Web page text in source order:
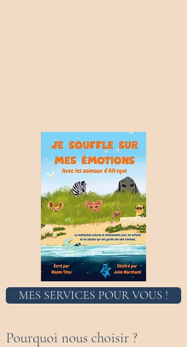
MES SERVICES POUR VOUS !
Pourquoi nous choisir ?